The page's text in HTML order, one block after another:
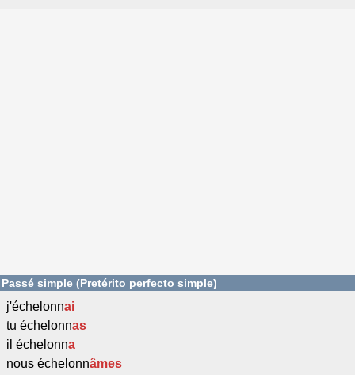
Passé simple (Pretérito perfecto simple)
j'échelonnai
tu échelonnas
il échelonna
nous échelonnâmes